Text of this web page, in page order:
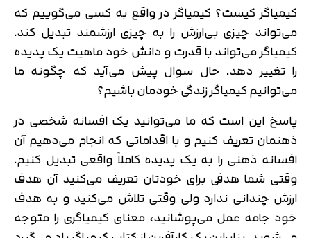
کیمیاگر کیست؟ کیمیاگر در واقع به کسی می‌گوییم که
می‌تواند چیزی بی‌ارزش را به چیزی ارزشمند تبدیل کند.
کیمیاگر می‌تواند با قدرت و دانش خود ماهیت یک پدیده
را تغییر دهد. حال سوال پیش می‌آید که چگونه ما
می‌توانیم کیمیاگر زندگی خودمان باشیم؟
پاسخ این است که ما می‌توانید یک افسانه شخصی در
ذهنمان تعریف کنیم و با اقداماتی که انجام می‌دهیم آن
افسانه ذهنی را به یک پدیده کاملاً واقعی تبدیل کنیم.
وقتی شما هدفی برای خودتان تعریف می‌کنید آن هدف
ارزش چندانی ندارد ولی وقتی تلاش می‌کنید و به هدف
خود جامه عمل می‌پوشانید، معنای کیمیاگری را متوجه